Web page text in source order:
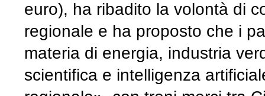
euro), ha ribadito la volontà di
regionale e ha proposto che i
materia di energia, industria
scientifica e intelligenza